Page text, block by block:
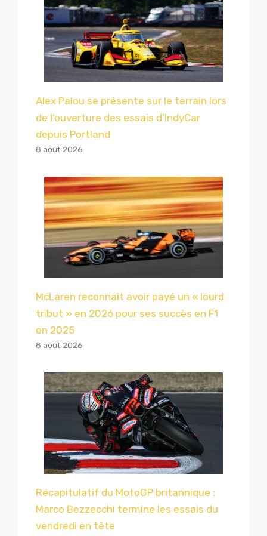
Alex Palou se présente sur le terrain lors
de l’ouverture des essais d’IndyCar
depuis Portland
8 août 2026
McLaren reconnaît avoir payé un « lourd
tribut » en 2026 pour ses succès en F1
en 2025
8 août 2026
Récapitulatif du MotoGP britannique :
Marco Bezzecchi termine les essais du
vendredi en tête